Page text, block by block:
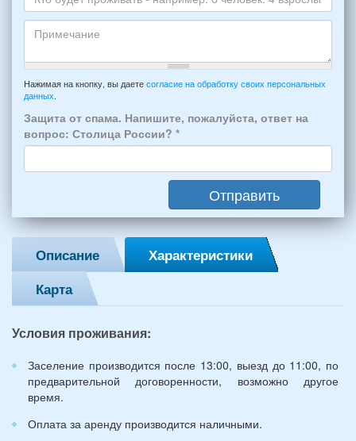
отдыха:
прибытия
отъезда
из
Феодосии:
*
Кто
будет
-
например:
6
человек:
4
взрослых
и
2
детей
(возраст
и
лет):
Примечание
Нажимая на кнопку, вы даете согласие на обработку своих персональных
данных
Защита от спама. Напишите, пожалуйста, ответ на
вопрос: Столица России? *
Отправить
Описание
Характеристики
Карта
Условия проживания:
Заселение производится после 13:00, выезд до 11:00, по
предварительной договоренности, возможно другое
время.
Оплата за аренду производится наличными.